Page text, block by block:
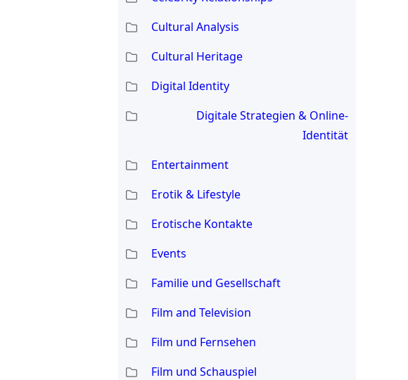
Cultural Analysis
Cultural Heritage
Digital Identity
Digitale Strategien & Online-
Identität
Entertainment
Erotik & Lifestyle
Erotische Kontakte
Events
Familie und Gesellschaft
Film and Television
Film und Fernsehen
Film und Schauspiel